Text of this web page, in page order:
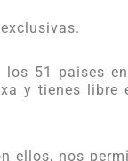
51 paises
y tienes libre
ellos, nos